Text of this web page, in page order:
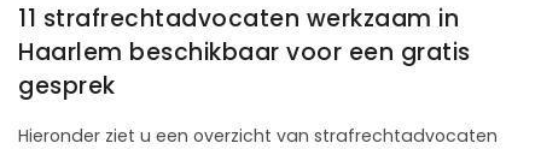
11 strafrechtadvocaten werkzaam in
Haarlem beschikbaar voor een gratis
gesprek
Hieronder ziet u een overzicht van strafrechtadvocaten